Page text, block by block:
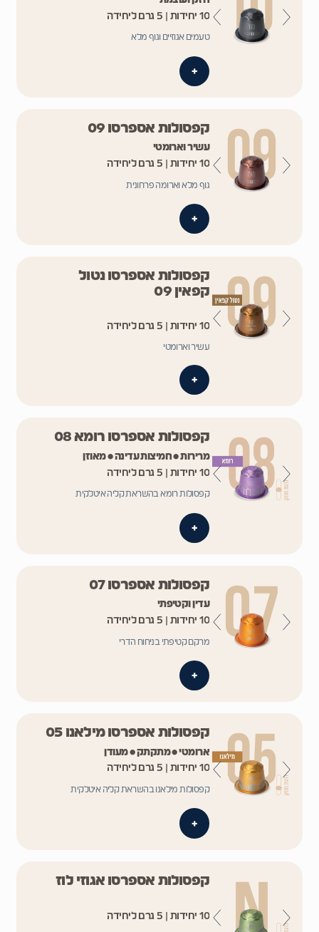
10 יחידות | 5 גרם ליחידה
טעמים אגוזיים וגוף מלא
+
קפסולות אספרסו 09
עשיר וארומטי
10 יחידות | 5 גרם ליחידה
גוף מלא וארומה פרחונית
+
קפסולות אספרסו נטול
קפאין 09
10 יחידות | 5 גרם ליחידה
עשיר וארומטי
+
קפסולות אספרסו רומא 08
מרירות • חמיצות עדינה • מאוזן
10 יחידות | 5 גרם ליחידה
קפסולות רומא בהשראת קליה איטלקית
+
קפסולות אספרסו 07
עדין וקטיפתי
10 יחידות | 5 גרם ליחידה
מרקם קטיפתי בניחוח הדרי
+
קפסולות אספרסו מילאנו 05
ארומטי • מתקתק • מעודן
10 יחידות | 5 גרם ליחידה
קפסולות מילאנו בהשראת קליה איטלקית
+
קפסולות אספרסו אגוזי לוז
10 יחידות | 5 גרם ליחידה